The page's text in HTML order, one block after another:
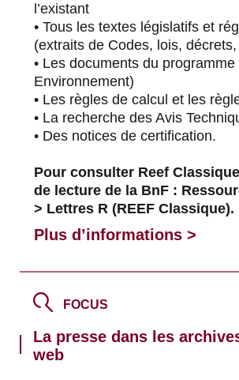
l’existant
• Tous les textes législatifs et
(extraits de Codes, lois,
• Les documents du
Environnement)
• Les règles de calcul et les
• La recherche des Avis
• Des notices de certification.
Pour consulter Reef
de lecture de la BnF :
> Lettres R (REEF Classique).
Plus d’informations >
FOCUS
La presse dans les
web